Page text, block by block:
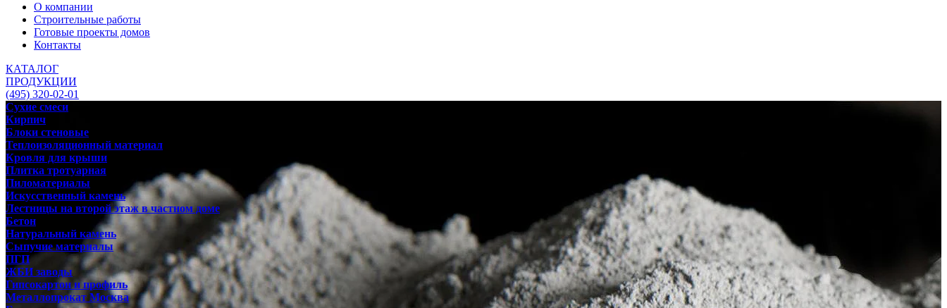
О компании
Строительные работы
Готовые проекты домов
Контакты
КАТАЛОГ
ПРОДУКЦИИ
(495) 320-02-01
Сухие смеси
Кирпич
Блоки стеновые
Теплоизоляционный материал
Кровля для крыши
Плитка тротуарная
Пиломатериалы
Искусственный камень
Лестницы на второй этаж в частном доме
Бетон
Натуральный камень
Сыпучие материалы
ПГП
ЖБИ заводы
Гипсокартон и профиль
Металлопрокат Москва